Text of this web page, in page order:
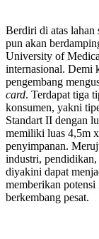
Berdiri di atas lahan
pun akan
University of
internasional. Demi
pengembang
card. Terdapat tiga
konsumen, yakni
Standart II dengan
memiliki luas 4,5m
penyimpanan.
industri, pendidikan,
diyakini dapat
memberikan
berkembang pesat.